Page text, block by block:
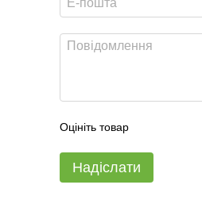
Оцініть товар
Надіслати